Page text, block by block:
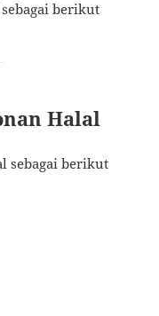
berikut
Halal
sebagai berikut